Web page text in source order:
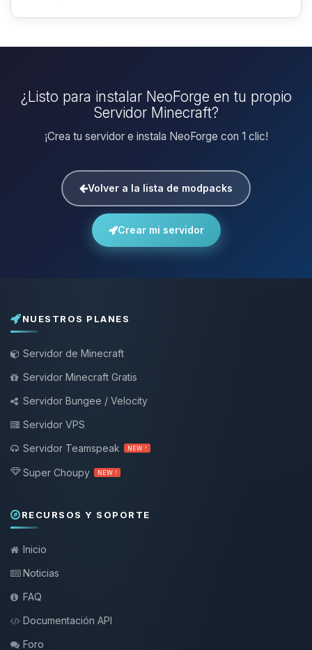
¿Listo para instalar NeoForge en tu propio
Servidor Minecraft?
¡Crea tu servidor e instala NeoForge con 1 clic!
Volver a la lista de modpacks
Crear mi servidor
NUESTROS PLANES
Servidor de Minecraft
Servidor Minecraft Gratis
Servidor Bungee / Velocity
Servidor VPS
Servidor Teamspeak
NEW !
Super Choupy NEW !
RECURSOS Y SOPORTE
Inicio
Noticias
FAQ
Documentación API
Foro